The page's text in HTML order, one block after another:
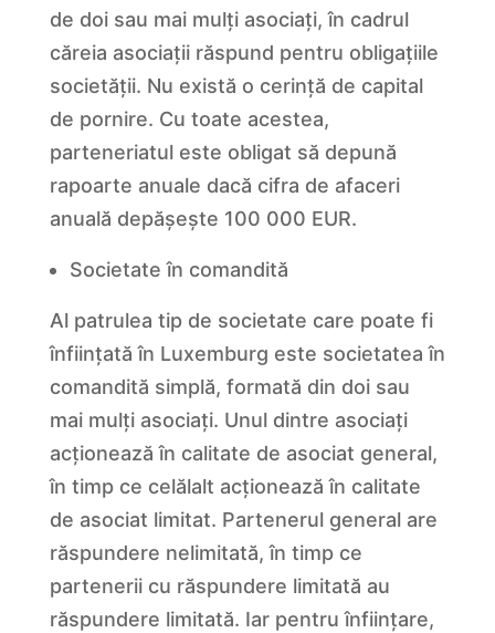
de doi sau mai mulți asociați, în cadrul
căreia asociații răspund pentru obligațiile
societății. Nu există o cerință de capital
de pornire. Cu toate acestea,
parteneriatul este obligat să depună
rapoarte anuale dacă cifra de afaceri
anuală depășește 100 000 EUR.
Societate în comandită
Al patrulea tip de societate care poate fi
înființată în Luxemburg este societatea în
comandită simplă, formată din doi sau
mai mulți asociați. Unul dintre asociați
acționează în calitate de asociat general,
în timp ce celălalt acționează în calitate
de asociat limitat. Partenerul general are
răspundere nelimitată, în timp ce
partenerii cu răspundere limitată au
răspundere limitată. Iar pentru înființare,